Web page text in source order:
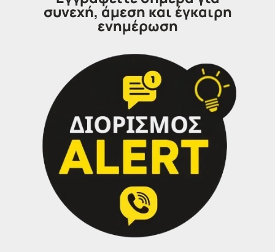
Το ΑΣΕΠ δεν φέρει ευθύνη για τυχόν αδυναμία υποβολής
ηλεκτρονικής αίτησης που οφείλεται στους
Δείτε αναλυτικά την ανακοίνωσηΕΔΩ
Επικοινωνήστε μαζί μας
Γραφεία Εξυπηρέτησης Πολιτών.
συνεχή, άμεση και έγκαιρη
ενημέρωση